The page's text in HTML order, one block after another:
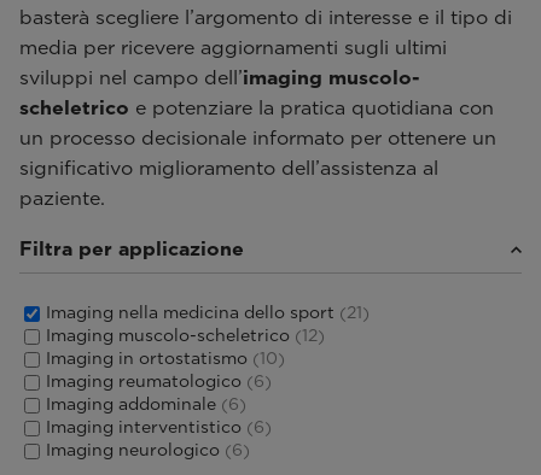
basterà scegliere l’argomento di interesse e il tipo di
media per ricevere aggiornamenti sugli ultimi
sviluppi nel campo dell’imaging muscolo-
scheletrico e potenziare la pratica quotidiana con
un processo decisionale informato per ottenere un
significativo miglioramento dell’assistenza al
paziente.
Filtra per applicazione
Imaging nella medicina dello sport (21)
Imaging muscolo-scheletrico (12)
Imaging in ortostatismo (10)
Imaging reumatologico (6)
Imaging addominale (6)
Imaging interventistico (6)
Imaging neurologico (6)